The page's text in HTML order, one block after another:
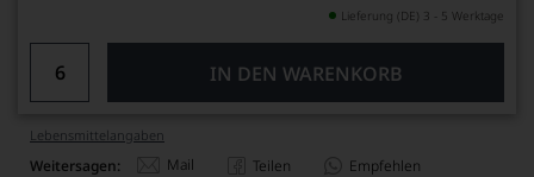
Lieferung (DE) 3 - 5 Werktage
IN DEN WARENKORB
Lebensmittel­angaben
Weitersagen: Mail Teilen Empfehlen